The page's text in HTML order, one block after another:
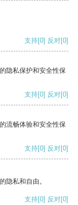
支持[0] 反对[0]
隐私保护和安全性保
支持[0] 反对[0]
流畅体验和安全性保
支持[0] 反对[0]
隐私和自由。
支持[0] 反对[0]